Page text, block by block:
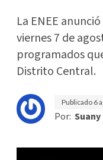
La ENEE
viernes 7 de
programados
Distrito Central.
Publicado 6
Por: